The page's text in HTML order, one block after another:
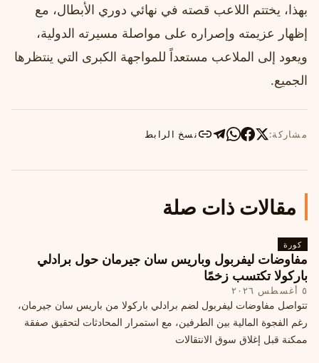
بهذا، يختتم اللاعب قصته في نهائي دوري الأبطال، مع
إظهار عزيمته وإصراره على مواصلة مسيرته الدولية،
ويعود إلى الملاعب مستعداً للمواجهة الكبرى التي ينتظرها
الجميع.
مشاركة: نسخ الرابط
مقالات ذات صلة
كورة
مفاوضات ليفربول وباريس سان جيرمان حول برادلي
باركولا تكتسب زخمًا
٥ أغسطس ٢٠٢٦
تتواصل مفاوضات ليفربول لضم برادلي باركولا من باريس سان جيرمان،
رغم الفجوة المالية بين الطرفين، مع استمرار المحادثات لتحقيق صفقة
ممكنة قبل إغلاق سوق الانتقالات